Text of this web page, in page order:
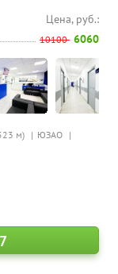
м)
ЮЗАО
Цена, руб.:
10100 6060